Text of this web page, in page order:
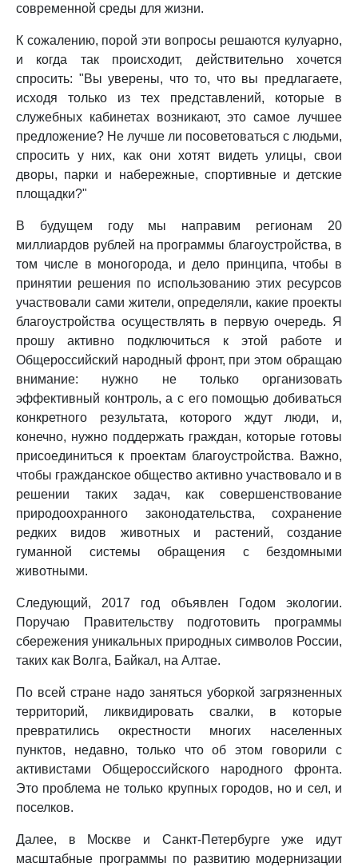
современной среды для жизни.
К сожалению, порой эти вопросы решаются кулуарно,
и когда так происходит, действительно хочется
спросить: "Вы уверены, что то, что вы предлагаете,
исходя только из тех представлений, которые в
служебных кабинетах возникают, это самое лучшее
предложение? Не лучше ли посоветоваться с людьми,
спросить у них, как они хотят видеть улицы, свои
дворы, парки и набережные, спортивные и детские
площадки?"
В будущем году мы направим регионам 20
миллиардов рублей на программы благоустройства, в
том числе в моногорода, и дело принципа, чтобы в
принятии решения по использованию этих ресурсов
участвовали сами жители, определяли, какие проекты
благоустройства осуществлять в первую очередь. Я
прошу активно подключиться к этой работе и
Общероссийский народный фронт, при этом обращаю
внимание: нужно не только организовать
эффективный контроль, а с его помощью добиваться
конкретного результата, которого ждут люди, и,
конечно, нужно поддержать граждан, которые готовы
присоединиться к проектам благоустройства. Важно,
чтобы гражданское общество активно участвовало и в
решении таких задач, как совершенствование
природоохранного законодательства, сохранение
редких видов животных и растений, создание
гуманной системы обращения с бездомными
животными.
Следующий, 2017 год объявлен Годом экологии.
Поручаю Правительству подготовить программы
сбережения уникальных природных символов России,
таких как Волга, Байкал, на Алтае.
По всей стране надо заняться уборкой загрязненных
территорий, ликвидировать свалки, в которые
превратились окрестности многих населенных
пунктов, недавно, только что об этом говорили с
активистами Общероссийского народного фронта.
Это проблема не только крупных городов, но и сел, и
поселков.
Далее, в Москве и Санкт-Петербурге уже идут
масштабные программы по развитию модернизации